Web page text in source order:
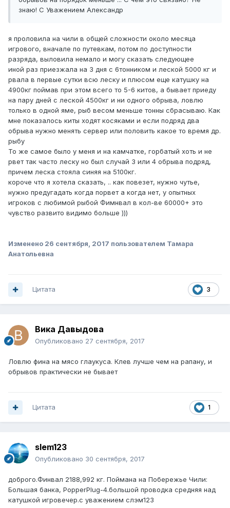
знаю! С Уважением Александр
я проловила на чили в общей сложности около месяца
игрового, вначале по путевкам, потом по доступности
разряда, выловила немало и могу сказать следующее
иной раз приезжала на 3 дня с 6тонником и леской 5000 кг и
рвала в первые сутки всю леску и плюсом еще катушку на
4900кг поймав при этом всего то 5-6 китов, а бывает приеду
на пару дней с леской 4500кг и ни одного обрыва, ловлю
только в одной яме, рыб весом меньше тонны сбрасываю. Как
мне показалось киты ходят косяками и если подряд два
обрыва нужно менять сервер или половить какое то время др.
рыбу
То же самое было у меня и на камчатке, горбатый хоть и не
рвет так часто леску но был случай 3 или 4 обрыва подряд,
причем леска стояла синяя на 5100кг.
короче что я хотела сказать, .. как повезет, нужно чутье,
нужно предугадать когда порвет а когда нет, у опытных
игроков с любимой рыбой Фимнвал в кол-ве 60000+ это
чувство развито видимо больше )))
Изменено 26 сентября, 2017 пользователем Тамара
Анатольевна
3
Цитата
Вика Давыдова
Опубликовано 27 сентября, 2017
Ловлю фина на мясо глаукуса. Клев лучше чем на рапану, и
обрывов практически не бывает
1
Цитата
slem123
Опубликовано 30 сентября, 2017
доброго.Финвал 2188,992 кг. Поймана на Побережье Чили:
Большая банка, PopperPlug-4.большой проводка средняя над
катушкой игровечер.с уважением слэм123